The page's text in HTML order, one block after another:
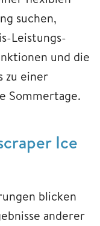
suchen,
Leistungs-
und die
zu einer
Sommertage.
Ice
blicken
anderer